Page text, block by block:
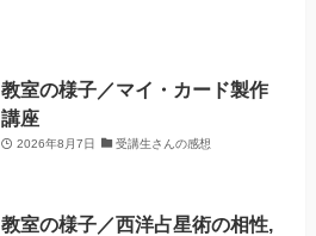
教室の様子／マイ・カード製作
講座
2026年8月7日 受講生さんの感想
教室の様子／西洋占星術の相性,